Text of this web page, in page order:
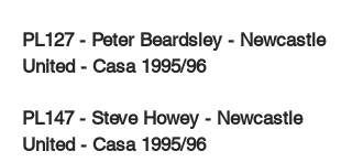
PL127 - Peter Beardsley - Newcastle
United - Casa 1995/96
PL147 - Steve Howey - Newcastle
United - Casa 1995/96